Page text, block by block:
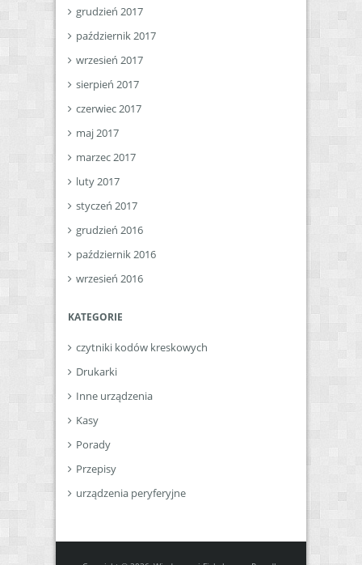
grudzień 2017
październik 2017
wrzesień 2017
sierpień 2017
czerwiec 2017
maj 2017
marzec 2017
luty 2017
styczeń 2017
grudzień 2016
październik 2016
wrzesień 2016
KATEGORIE
czytniki kodów kreskowych
Drukarki
Inne urządzenia
Kasy
Porady
Przepisy
urządzenia peryferyjne